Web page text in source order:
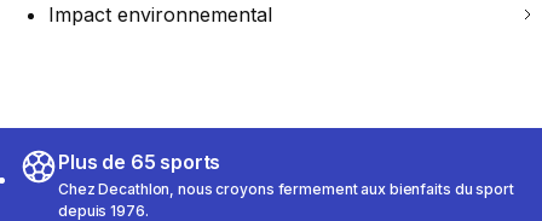
Impact environnemental
Plus de 65 sports
Chez Decathlon, nous croyons fermement aux bienfaits du sport
depuis 1976.